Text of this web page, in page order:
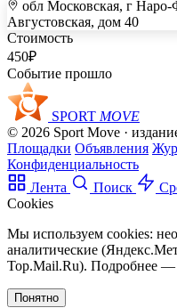
+
–
обл Московская, г
Августовская, дом 40
Стоимость
450₽
Событие прошло
SPORT MOVE
© 2026 Sport Move ·
Площадки Объявления
Конфиденциальность
Лента
Поиск
Cookies
Мы используем cookies:
аналитические
Top.Mail.Ru). Подробнее —
Понятно